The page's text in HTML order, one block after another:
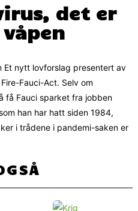
det er
Et nytt lovforslag presentert av
Fauci-Act. Selv om
få Fauci sparket fra jobben
han har hatt siden 1984,
i trådene i pandemi-saken er